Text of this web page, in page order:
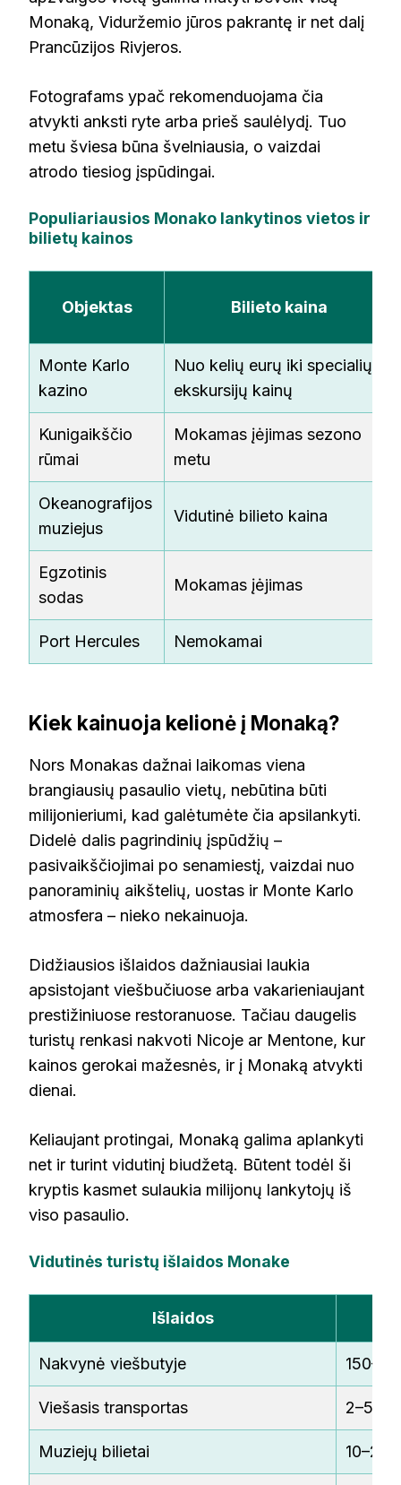
Monaką, Viduržemio jūros pakrantę ir net dalį
Prancūzijos Rivjeros.
Fotografams ypač rekomenduojama čia
atvykti anksti ryte arba prieš saulėlydį. Tuo
metu šviesa būna švelniausia, o vaizdai
atrodo tiesiog įspūdingai.
Populiariausios Monako lankytinos vietos ir
bilietų kainos
Objektas Bilieto kaina
Monte Karlo
kazino
Nuo kelių eurų iki specialių
ekskursijų kainų
Kunigaikščio
rūmai
Mokamas įėjimas sezono
metu
Okeanografijos
muziejus
Vidutinė bilieto kaina
Egzotinis
sodas
Mokamas įėjimas
Port Hercules Nemokamai
Kiek kainuoja kelionė į Monaką?
Nors Monakas dažnai laikomas viena
brangiausių pasaulio vietų, nebūtina būti
milijonieriumi, kad galėtumėte čia apsilankyti.
Didelė dalis pagrindinių įspūdžių –
pasivaikščiojimai po senamiestį, vaizdai nuo
panoraminių aikštelių, uostas ir Monte Karlo
atmosfera – nieko nekainuoja.
Didžiausios išlaidos dažniausiai laukia
apsistojant viešbučiuose arba vakarieniaujant
prestižiniuose restoranuose. Tačiau daugelis
turistų renkasi nakvoti Nicoje ar Mentone, kur
kainos gerokai mažesnės, ir į Monaką atvykti
dienai.
Keliaujant protingai, Monaką galima aplankyti
net ir turint vidutinį biudžetą. Būtent todėl ši
kryptis kasmet sulaukia milijonų lankytojų iš
viso pasaulio.
Vidutinės turistų išlaidos Monake
Išlaidos
Nakvynė viešbutyje
Viešasis transportas 2–5 €
Muziejų bilietai 10–25